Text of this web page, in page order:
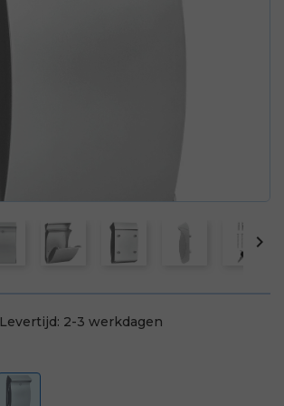

Levertijd: 2-3 werkdagen